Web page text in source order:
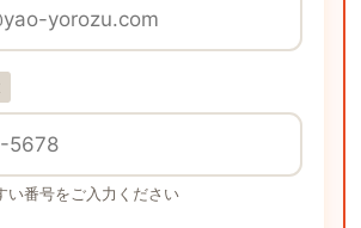
い番号をご入力ください